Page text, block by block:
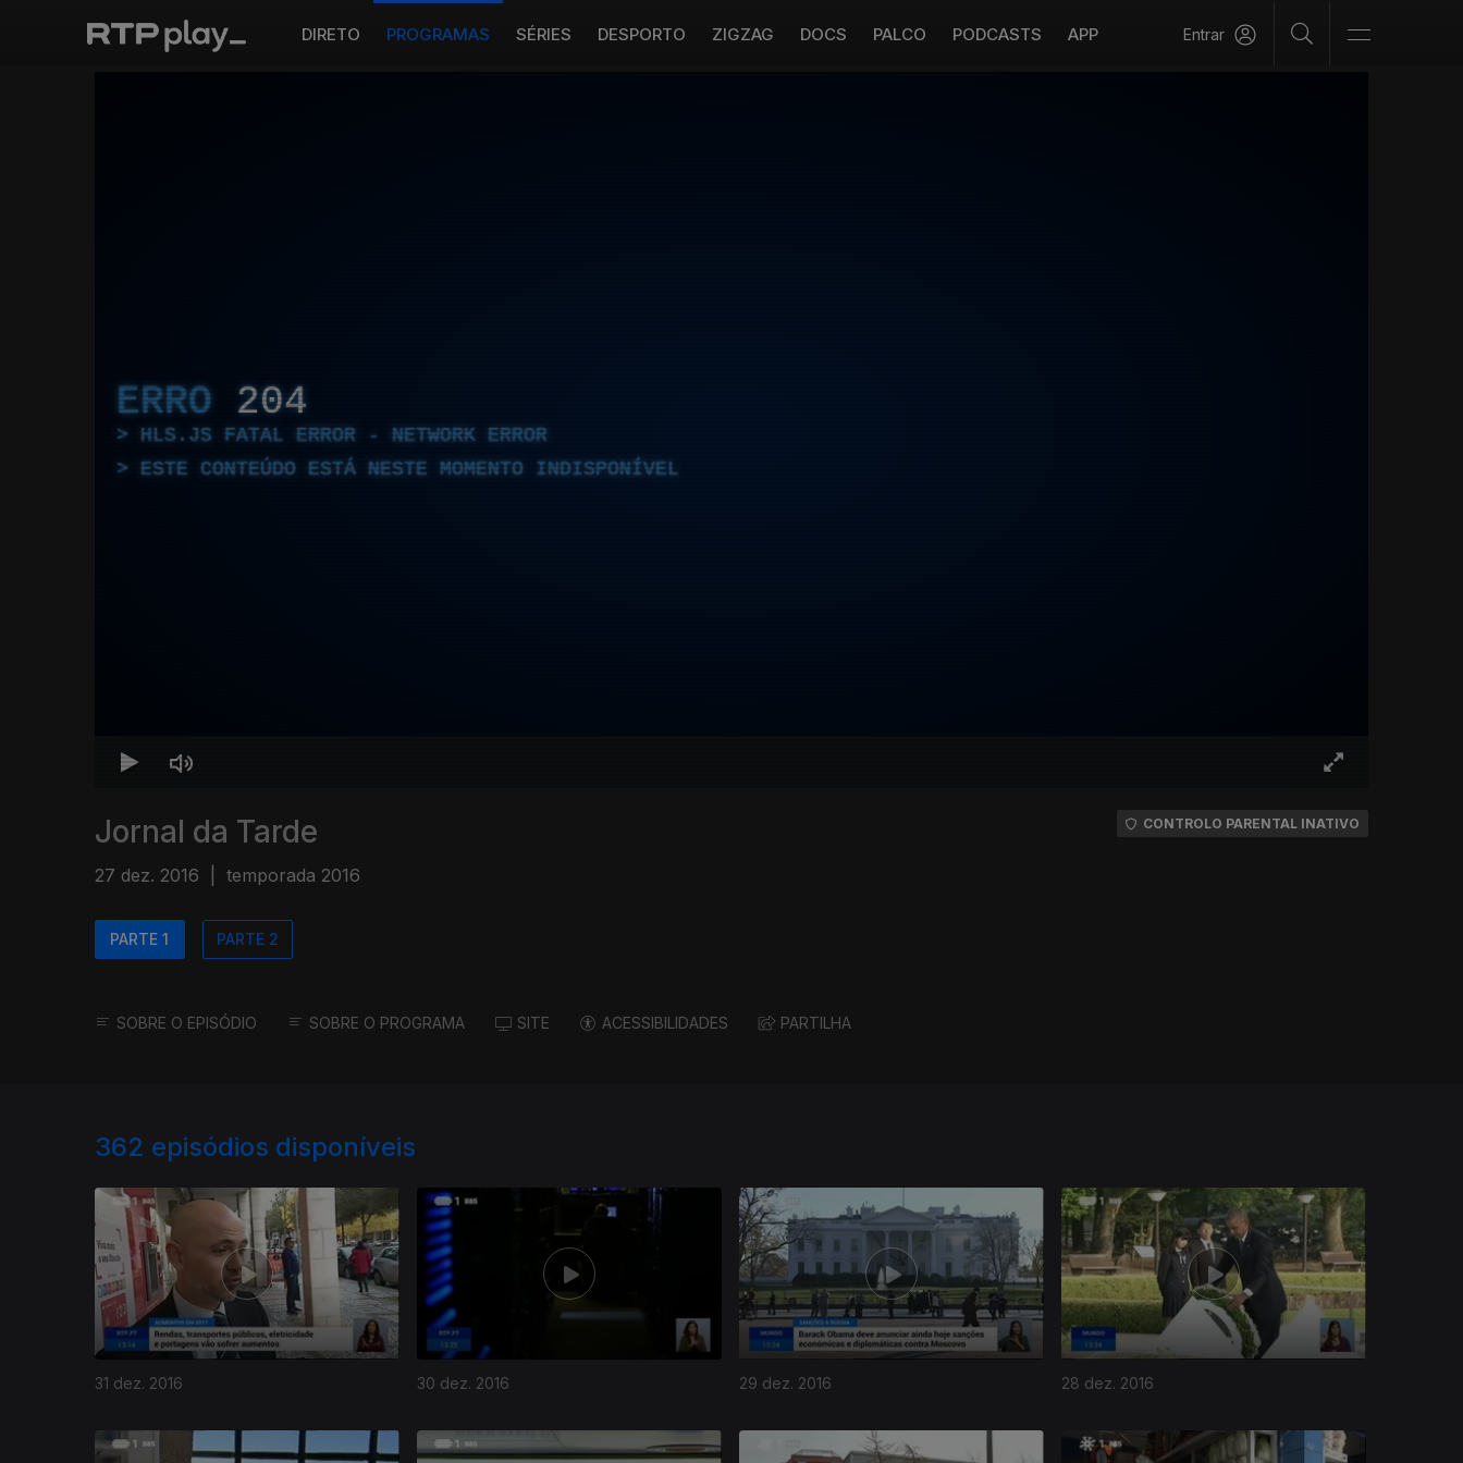
DIRETO PROGRAMAS SÉRIES DESPORTO ZIGZAG DOCS PALCO PODCASTS APP Entrar
ERRO 204
HLS.JS FATAL ERROR - NETWORK ERROR
ESTE CONTEÚDO ESTÁ NESTE MOMENTO INDISPONÍVEL
Jornal da Tarde
27 dez. 2016 temporada 2016
CONTROLO PARENTAL INATIVO
PARTE 1 PARTE 2
SOBRE O EPISÓDIO SOBRE O PROGRAMA SITE ACESSIBILIDADES PARTILHA
362 episódios disponíveis
31 dez. 2016 30 dez. 2016 29 dez. 2016 28 dez. 2016